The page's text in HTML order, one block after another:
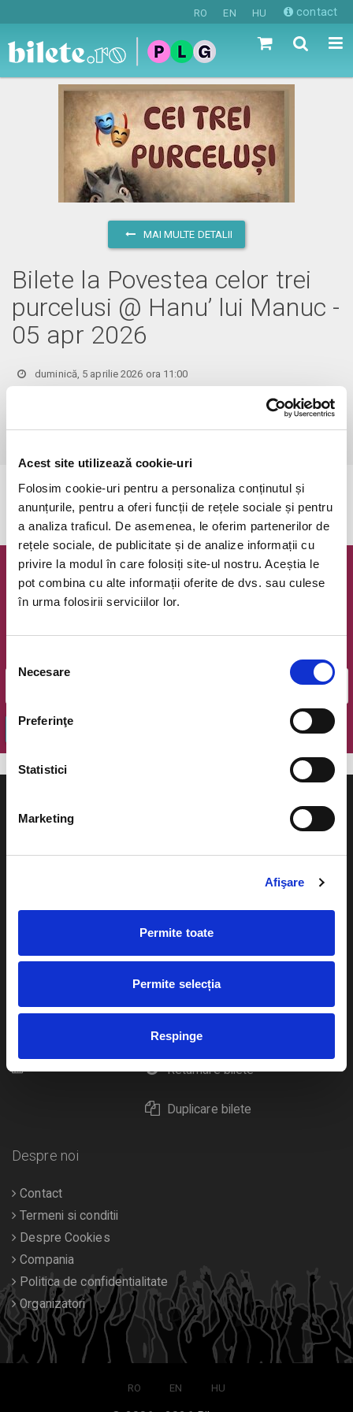
Acest site utilizează cookie-uri
Folosim cookie-uri pentru a personaliza conținutul și
anunțurile, pentru a oferi funcții de rețele sociale și pentru
a analiza traficul. De asemenea, le oferim partenerilor de
rețele sociale, de publicitate și de analize informații cu
privire la modul în care folosiți site-ul nostru. Aceștia le
pot combina cu alte informații oferite de dvs. sau culese
în urma folosirii serviciilor lor.
consimțământului
Necesare
Preferinţe
Statistici
Marketing
Afişare
Permite toate
Permite selecția
Respinge
RO EN HU contact
MAI MULTE DETALII
Bilete la Povestea celor trei
purcelusi @ Hanu’ lui Manuc -
05 apr 2026
duminică, 5 aprilie 2026 ora 11:00
Evenimentul a expirat.
Newsletter @ Bilete.ro
OK
Cum comand bilete?
eBilet printat acasa
Livrare prin curier
Returnare bilete
Duplicare bilete
Cultura
Calendar
Despre noi
Contact
Termeni si conditii
Despre Cookies
Compania
Politica de confidentialitate
Organizatori
RO EN HU